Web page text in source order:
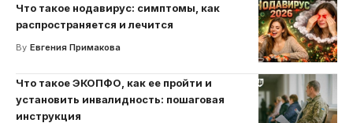
Что такое нодавирус: симптомы, как
распространяется и лечится
By Евгения Примакова
Что такое ЭКОПФО, как ее пройти и
установить инвалидность: пошаговая
инструкция